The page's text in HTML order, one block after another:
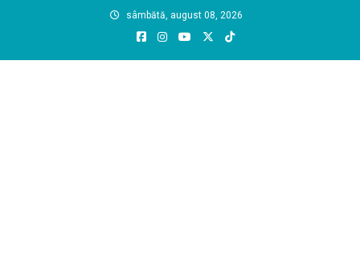
sâmbătă, august 08, 2026